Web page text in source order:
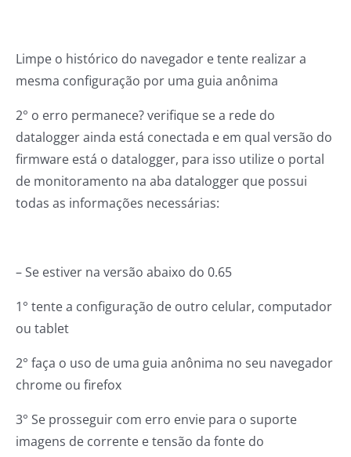
Limpe o histórico do navegador e tente realizar a
mesma configuração por uma guia anônima
2° o erro permanece? verifique se a rede do
datalogger ainda está conectada e em qual versão do
firmware está o datalogger, para isso utilize o portal
de monitoramento na aba datalogger que possui
todas as informações necessárias:
– Se estiver na versão abaixo do 0.65
1° tente a configuração de outro celular, computador
ou tablet
2° faça o uso de uma guia anônima no seu navegador
chrome ou firefox
3° Se prosseguir com erro envie para o suporte
imagens de corrente e tensão da fonte do